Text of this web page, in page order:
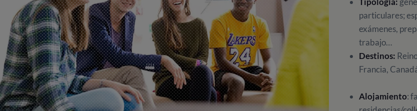
particulares;
exámenes,
trabajo…
Destinos:
Francia,
Alojamiento: